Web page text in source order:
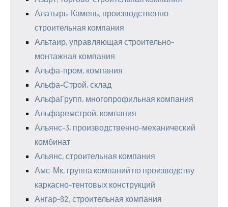
Алатырь-Камень, производственно-
строительная компания
Альтаир, управляющая строительно-
монтажная компания
Альфа-пром, компания
Альфа-Строй, склад
АльфаГрупп, многопрофильная компания
Альфаремстрой, компания
Альянс-3, производственно-механический
комбинат
Альянс, строительная компания
Амс-Мк, группа компаний по производству
каркасно-тентовых конструкций
Ангар-62, строительная компания